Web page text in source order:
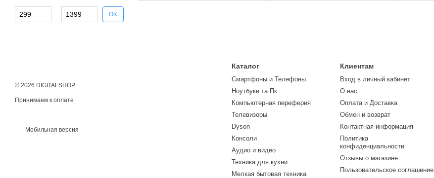
От Цена, грн
До Цена, грн OK
© 2026 DIGITALSHOP
Принимаем к оплате
Мобильная версия
Каталог
Смартфоны и Телефоны
Ноутбуки та Пк
Компьютерная переферия
Телевизоры
Dyson
Консоли
Аудио и видео
Техника для кухни
Мелкая бытовая техника
Клиентам
Вход в личный кабинет
О нас
Оплата и Доставка
Обмен и возврат
Контактная информация
Политика
конфиденциальности
Отзывы о магазине
Пользовательское соглашение